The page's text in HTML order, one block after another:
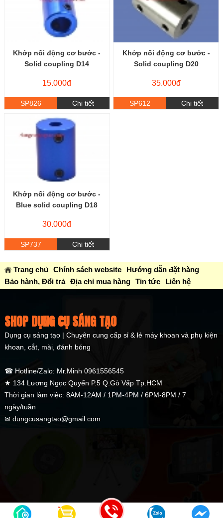
Khớp nối động cơ bước -
Solid coupling D14
15.000đ
SP826 Chi tiết
Khớp nối động cơ bước -
Solid coupling D20
35.000đ
SP612 Chi tiết
Khớp nối động cơ bước -
Blue solid coupling D18
30.000đ
SP737 Chi tiết
Trang chủ Chính sách website
Hướng dẫn đặt hàng
Bảo hành, Đổi trả Địa chỉ mua hàng Tin tức Liên hệ
SHOP DỤNG CỤ SÁNG TẠO
Dụng cụ sáng tạo | Chuyên cung cấp sỉ & lẻ máy khoan và phụ kiện
khoan, cắt, mài, đánh bóng
☎ Hotline/Zalo: Mr.Minh 0961556545
★ 134 Lương Ngọc Quyến P.5 Q.Gò Vấp Tp.HCM
Thời gian làm việc: 8AM-12AM / 1PM-4PM / 6PM-8PM / 7
ngày/tuần
✉ dungcusangtao@gmail.com